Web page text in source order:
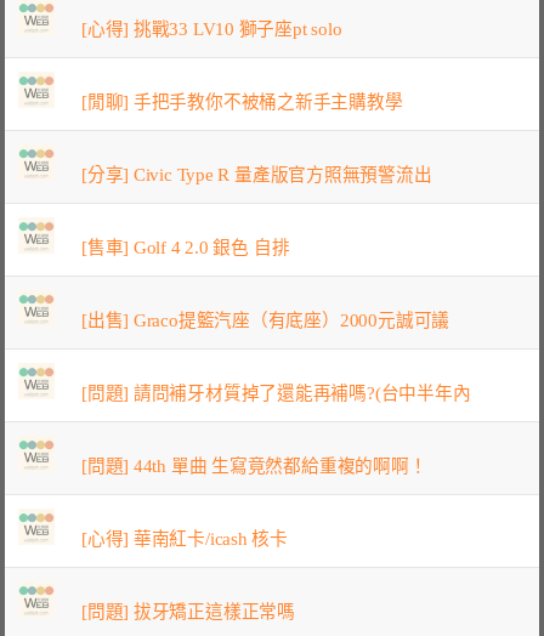
[心得] 挑戰33 LV10 獅子座pt solo
[閒聊] 手把手教你不被桶之新手主購教學
[分享] Civic Type R 量產版官方照無預警流出
[售車] Golf 4 2.0 銀色 自排
[出售] Graco提籃汽座（有底座）2000元誠可議
[問題] 請問補牙材質掉了還能再補嗎?(台中半年內
[問題] 44th 單曲 生寫竟然都給重複的啊啊！
[心得] 華南紅卡/icash 核卡
[問題] 拔牙矯正這樣正常嗎